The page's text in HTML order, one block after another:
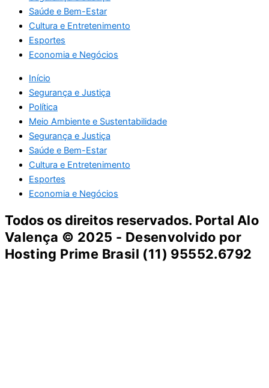
Saúde e Bem-Estar
Cultura e Entretenimento
Esportes
Economia e Negócios
Início
Segurança e Justiça
Política
Meio Ambiente e Sustentabilidade
Segurança e Justiça
Saúde e Bem-Estar
Cultura e Entretenimento
Esportes
Economia e Negócios
Todos os direitos reservados. Portal Alo
Valença © 2025 - Desenvolvido por
Hosting Prime Brasil (11) 95552.6792